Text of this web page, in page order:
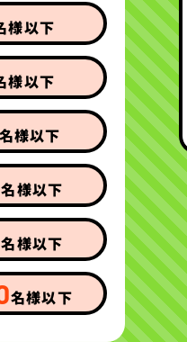
様以下
様以下
名様以下
名様以下
名様以下
名様以下